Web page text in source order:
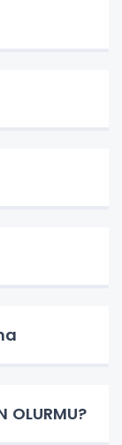
OLURMU?